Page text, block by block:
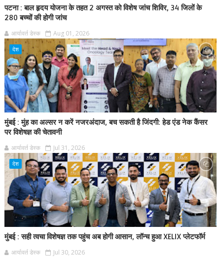
पटना : बाल हृदय योजना के तहत 2 अगस्त को विशेष जांच शिविर, 34 जिलों के
280 बच्चों की होगी जांच
आर्यावर्त डेस्क Aug 01, 2026
देश
मुंबई : मुंह का अल्सर न करें नजरअंदाज, बच सकती है जिंदगी: हेड एंड नेक कैंसर
पर विशेषज्ञ की चेतावनी
आर्यावर्त डेस्क Jul 31, 2026
देश
मुंबई : सही त्वचा विशेषज्ञ तक पहुंच अब होगी आसान, लॉन्च हुआ XELIX प्लेटफॉर्म
आर्यावर्त डेस्क Jul 30, 2026